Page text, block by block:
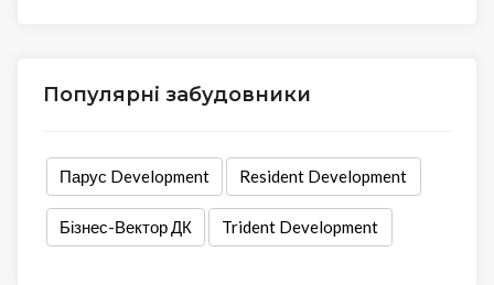
Популярні забудовники
Парус Development Resident Development
Бізнес-Вектор ДК Trident Development